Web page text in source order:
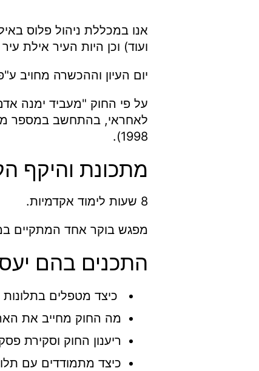
אנו במכללת ניהול פלוס
ועוד) וכן היות העיר אילת
יום העיון וההכשרה מחויב
על פי החוק "מעביד ימנה
לאחראי, בהתחשב במספר
1998).
מתכונת והיקף
8 שעות לימוד אקדמיות.
מפגש בוקר אחד המתקיים
התכנים בהם
כיצד מטפלים
מה החוק מחייב את
ריענון החוק וסקירת
כיצד מתמודדים עם